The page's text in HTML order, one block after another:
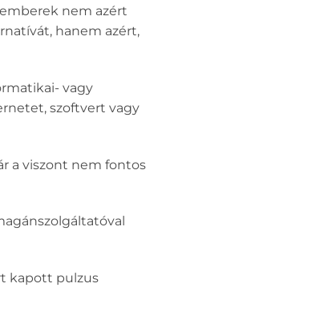
nem azért
hanem azért,
vagy
szoftvert vagy
a viszont nem fontos
kapott pulzus